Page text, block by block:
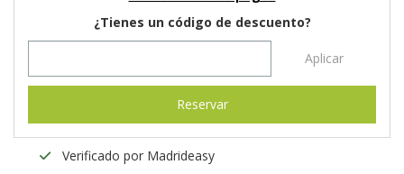
¿Tienes un código de descuento?
Aplicar
Reservar
Verificado por Madrideasy